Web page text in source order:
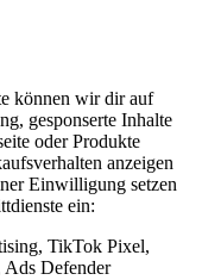
können wir dir auf
gesponserte Inhalte
oder Produkte
anzeigen
Einwilligung setzen
ein:
TikTok Pixel,
Ads Defender